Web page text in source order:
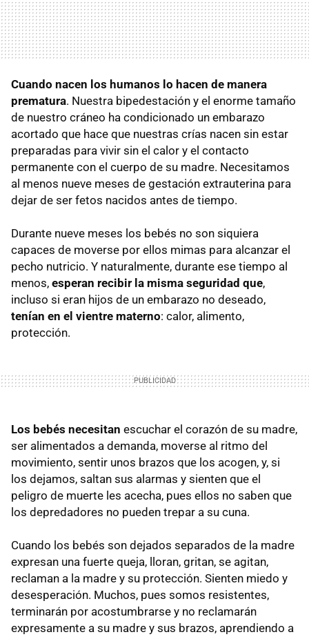
Cuando nacen los humanos lo hacen de manera
prematura. Nuestra bipedestación y el enorme tamaño
de nuestro cráneo ha condicionado un embarazo
acortado que hace que nuestras crías nacen sin estar
preparadas para vivir sin el calor y el contacto
permanente con el cuerpo de su madre. Necesitamos
al menos nueve meses de gestación extrauterina para
dejar de ser fetos nacidos antes de tiempo.
Durante nueve meses los bebés no son siquiera
capaces de moverse por ellos mimas para alcanzar el
pecho nutricio. Y naturalmente, durante ese tiempo al
menos, esperan recibir la misma seguridad que,
incluso si eran hijos de un embarazo no deseado,
tenían en el vientre materno: calor, alimento,
protección.
Los bebés necesitan escuchar el corazón de su madre,
ser alimentados a demanda, moverse al ritmo del
movimiento, sentir unos brazos que los acogen, y, si
los dejamos, saltan sus alarmas y sienten que el
peligro de muerte les acecha, pues ellos no saben que
los depredadores no pueden trepar a su cuna.
Cuando los bebés son dejados separados de la madre
expresan una fuerte queja, lloran, gritan, se agitan,
reclaman a la madre y su protección. Sienten miedo y
desesperación. Muchos, pues somos resistentes,
terminarán por acostumbrarse y no reclamarán
expresamente a su madre y sus brazos, aprendiendo a